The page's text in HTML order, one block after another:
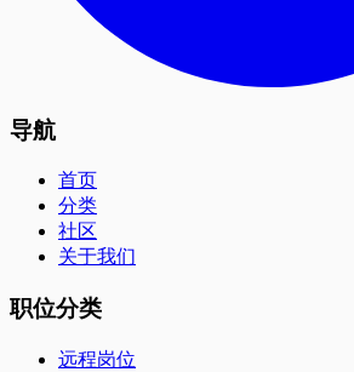
导航
首页
分类
社区
关于我们
职位分类
远程岗位